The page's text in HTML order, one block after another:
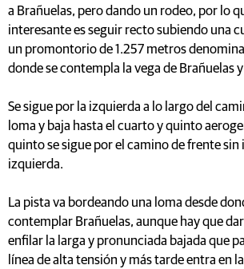
a Brañuelas, pero dando un rodeo, por lo
interesante es seguir recto subiendo una
un promontorio de 1.257 metros
donde se contempla la vega de Brañuelas
Se sigue por la izquierda a lo largo del
loma y baja hasta el cuarto y quinto
quinto se sigue por el camino de frente sin
izquierda.
La pista va bordeando una loma desde
contemplar Brañuelas, aunque hay que
enfilar la larga y pronunciada bajada que
línea de alta tensión y más tarde entra en